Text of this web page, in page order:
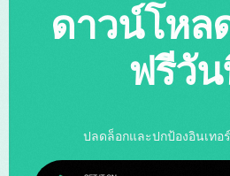
ดาวน์โหล
ฟรีวั
ปลดล็อกและปกป้องอินเทอ